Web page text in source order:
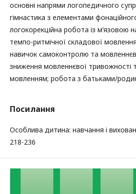
основні напрями логопедичного
гімнастика з елементами
логокорекційна робота із м’язовою
темпо-ритмічної складової
навичок самоконтролю та
зниження мовленнєвої тривожності
мовленням; робота з батьками/
Посилання
Особлива дитина: навчання і
218-236